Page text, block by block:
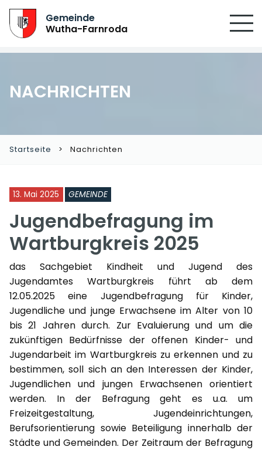
Gemeinde
Wutha-Farnroda
NACHRICHTEN
Startseite Nachrichten
13. Mai 2025 GEMEINDE
Jugendbefragung im
Wartburgkreis 2025
das Sachgebiet Kindheit und Jugend des
Jugendamtes Wartburgkreis führt ab dem
12.05.2025 eine Jugendbefragung für Kinder,
Jugendliche und junge Erwachsene im Alter von 10
bis 21 Jahren durch. Zur Evaluierung und um die
zukünftigen Bedürfnisse der offenen Kinder- und
Jugendarbeit im Wartburgkreis zu erkennen und zu
bestimmen, soll sich an den Interessen der Kinder,
Jugendlichen und jungen Erwachsenen orientiert
werden. In der Befragung geht es u.a. um
Freizeitgestaltung, Jugendeinrichtungen,
Berufsorientierung sowie Beteiligung innerhalb der
Städte und Gemeinden. Der Zeitraum der Befragung